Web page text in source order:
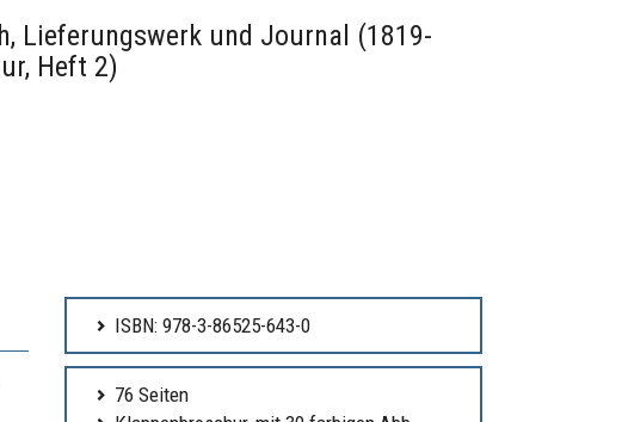
Lieferungswerk und Journal (1819-
Heft 2)
ISBN: 978-3-86525-643-0
76 Seiten